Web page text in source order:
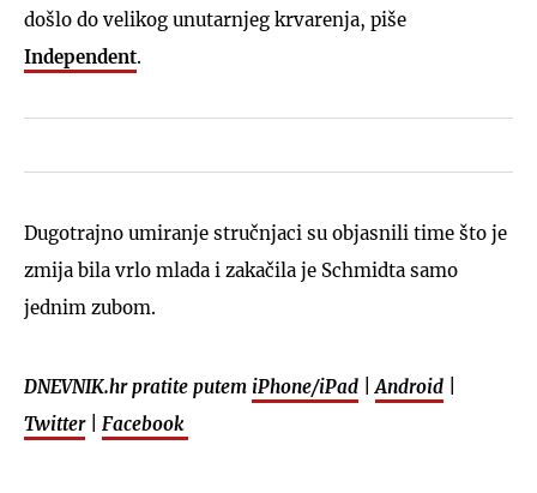
došlo do velikog unutarnjeg krvarenja, piše
Independent.
Dugotrajno umiranje stručnjaci su objasnili time što je
zmija bila vrlo mlada i zakačila je Schmidta samo
jednim zubom.
DNEVNIK.hr pratite putem iPhone/iPad Android
Twitter| Facebook